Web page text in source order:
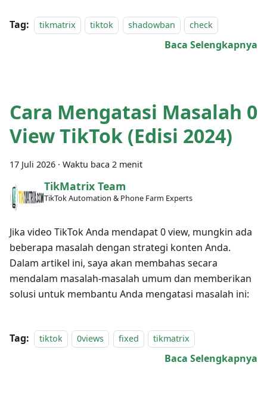
Tag: tikmatrix tiktok shadowban check
Baca Selengkapnya
Cara Mengatasi Masalah 0
View TikTok (Edisi 2024)
17 Juli 2026 · Waktu baca 2 menit
TikMatrix Team
TikTok Automation & Phone Farm Experts
Jika video TikTok Anda mendapat 0 view, mungkin ada
beberapa masalah dengan strategi konten Anda.
Dalam artikel ini, saya akan membahas secara
mendalam masalah-masalah umum dan memberikan
solusi untuk membantu Anda mengatasi masalah ini:
Tag: tiktok 0views fixed tikmatrix
Baca Selengkapnya